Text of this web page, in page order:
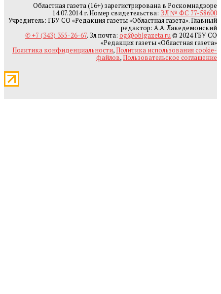
Областная газета (16+) зарегистрирована в Роскомнадзоре
14.07.2014 г. Номер свидетельства: ЭЛ № ФС 77-58600
Учредитель: ГБУ СО «Редакция газеты «Областная газета». Главный
редактор: А.А. Лакедемонский
✆ +7 (343) 355-26-67. Эл.почта: og@oblgazeta.ru© 2024 ГБУ СО
«Редакция газеты «Областная газета»
Политика конфиденциальности,Политика использования cookie-
файлов,Пользовательское соглашение